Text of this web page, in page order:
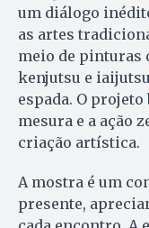
um diálogo
as artes
meio de pinturas
kenjutsu e
espada. O
mesura e a ação
criação artística.
A mostra é um
presente,